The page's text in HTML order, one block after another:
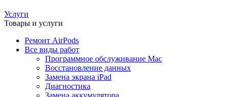
Услуги
Товары и услуги
Ремонт AirPods
Все виды работ
Программное обслуживание Mac
Восстановление данных
Замена экрана iPad
Диагностика
Замена аккумулятора